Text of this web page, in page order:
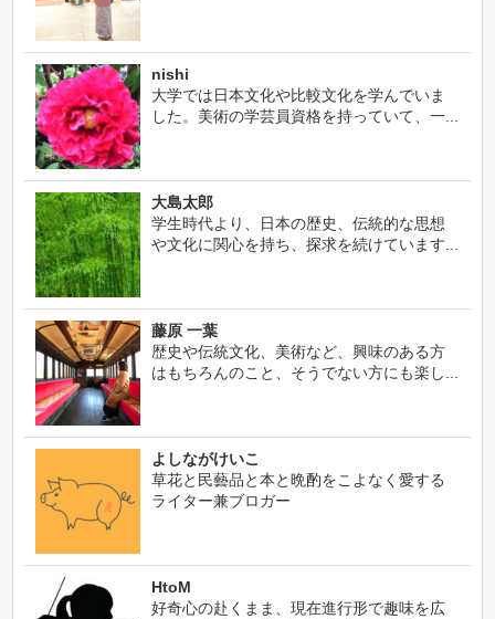
nishi
大学では日本文化や比較文化を学んでいま
した。美術の学芸員資格を持っていて、一...
大島太郎
学生時代より、日本の歴史、伝統的な思想
や文化に関心を持ち、探求を続けています...
藤原 一葉
歴史や伝統文化、美術など、興味のある方
はもちろんのこと、そうでない方にも楽し...
よしながけいこ
草花と民藝品と本と晩酌をこよなく愛する
ライター兼ブロガー
HtoM
好奇心の赴くまま、現在進行形で趣味を広